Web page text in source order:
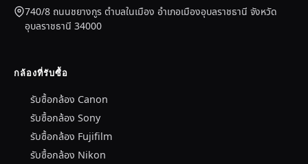
740/8 ถนนชยางกูร ตำบลในเมือง อำเภอเมืองอุบลราชธานี จังหวัด
อุบลราชธานี 34000
กล้องที่รับซื้อ
รับซื้อกล้อง Canon
รับซื้อกล้อง Sony
รับซื้อกล้อง Fujifilm
รับซื้อกล้อง Nikon